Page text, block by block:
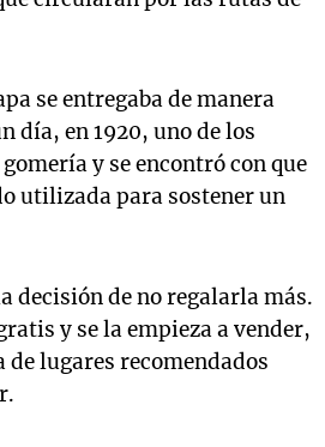
se entregaba de manera
día, en 1920, uno de los
y se encontró con que
utilizada para sostener un
decisión de no regalarla más.
y se la empieza a vender,
lugares recomendados